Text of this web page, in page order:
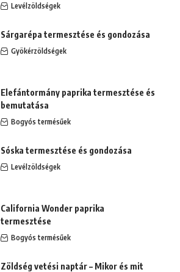
Levélzöldségek
Sárgarépa termesztése és gondozása
Gyökérzöldségek
Elefántormány paprika termesztése és
bemutatása
Bogyós termésűek
Sóska termesztése és gondozása
Levélzöldségek
California Wonder paprika
termesztése
Bogyós termésűek
Zöldség vetési naptár – Mikor és mit